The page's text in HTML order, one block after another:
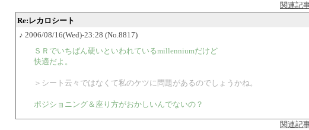
関連記
Re:レカロシート
♪ 2006/08/16(Wed)-23:28 (No.8817)
ＳＲでいちばん硬いといわれているmillenniumだけど
快適だよ。
＞シート云々ではなくて私のケツに問題があるのでしょうかね。
ポジショニング＆座り方がおかしいんでないの？
関連記